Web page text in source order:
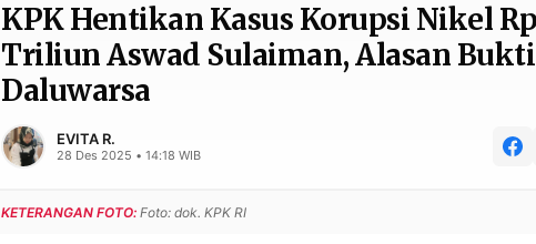
KPK Hentikan Kasus Korupsi Nikel
Triliun Aswad Sulaiman, Alasan
Daluwarsa
EVITA R.
28 Des 2025 • 14:18 WIB
KETERANGAN FOTO: Foto: dok. KPK RI